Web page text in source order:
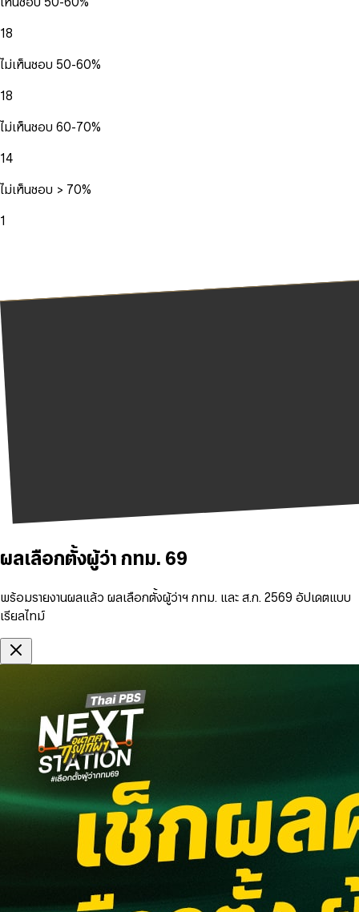
18
ไม่เห็นชอบ 50-60%
18
ไม่เห็นชอบ 60-70%
14
ไม่เห็นชอบ > 70%
1
ผลเลือกตั้งผู้ว่า กทม. 69
พร้อมรายงานผลแล้ว ผลเลือกตั้งผู้ว่าฯ กทม. และ ส.ก. 2569 อัปเดตแบบ
เรียลไทม์